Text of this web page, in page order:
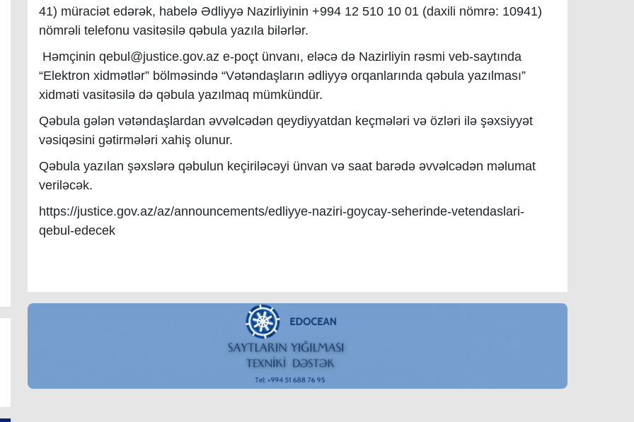
41) müraciət edərək, habelə Ədliyyə Nazirliyinin +994 12 510 10 01 (daxili nömrə: 10941)
nömrəli telefonu vasitəsilə qəbula yazıla bilərlər.
Həmçinin qebul@justice.gov.az e-poçt ünvanı, eləcə də Nazirliyin rəsmi veb-saytında
“Elektron xidmətlər” bölməsində “Vətəndaşların ədliyyə orqanlarında qəbula yazılması”
xidməti vasitəsilə də qəbula yazılmaq mümkündür.
Qəbula gələn vətəndaşlardan əvvəlcədən qeydiyyatdan keçmələri və özləri ilə şəxsiyyət
vəsiqəsini gətirmələri xahiş olunur.
Qəbula yazılan şəxslərə qəbulun keçiriləcəyi ünvan və saat barədə əvvəlcədən məlumat
veriləcək.
https://justice.gov.az/az/announcements/edliyye-naziri-goycay-seherinde-vetendaslari-
qebul-edecek